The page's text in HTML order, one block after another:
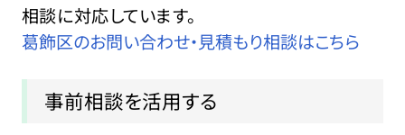
相談に対応しています。
葛飾区のお問い合わせ・見積もり相談はこちら
事前相談を活用する